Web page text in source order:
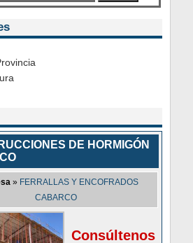
DE HORMIGÓN
» FERRALLAS Y ENCOFRADOS
CABARCO
Consúltenos